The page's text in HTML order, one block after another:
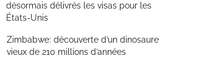
désormais délivrés les visas pour les
États-Unis
Zimbabwe: découverte d’un dinosaure
vieux de 210 millions d’années